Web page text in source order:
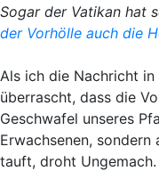
Sogar der Vatikan hat
der Vorhölle auch die
Als ich die Nachricht
überrascht, dass die
Geschwafel unseres
Erwachsenen,
tauft, droht